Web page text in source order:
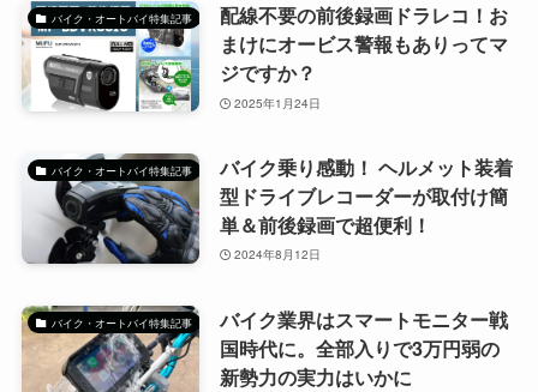
バイク・オートバイ特集記事
配線不要の前後録画ドラレコ！お
まけにオービス警報もありってマ
ジですか？
2025年1月24日
バイク・オートバイ特集記事
バイク乗り感動！ ヘルメット装着
型ドライブレコーダーが取付け簡
単＆前後録画で超便利！
2024年8月12日
バイク・オートバイ特集記事
バイク業界はスマートモニター戦
国時代に。全部入りで3万円弱の
新勢力の実力はいかに